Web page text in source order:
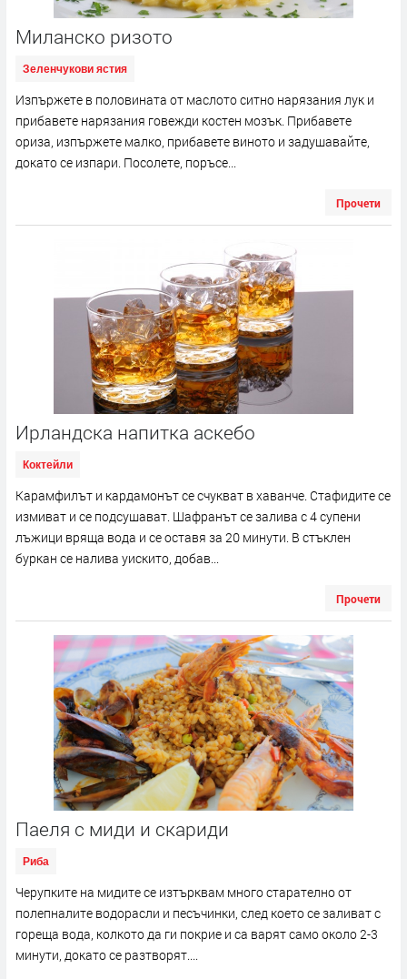
Миланско ризото
Зеленчукови ястия
Изпържете в половината от маслото ситно нарязания лук и
прибавете нарязания говежди костен мозък. Прибавете
ориза, изпържете малко, прибавете виното и задушавайте,
докато се изпари. Посолете, поръсе...
Прочети
Ирландска напитка аскебо
Коктейли
Карамфилът и кардамонът се счукват в хаванче. Стафидите се
измиват и се подсушават. Шафранът се залива с 4 супени
лъжици вряща вода и се оставя за 20 минути. В стъклен
буркан се налива уискито, добав...
Прочети
Паеля с миди и скариди
Риба
Черупките на мидите се изтърквам много старателно от
полепналите водорасли и песъчинки, след което се заливат с
гореща вода, колкото да ги покрие и са варят само около 2-3
минути, докато се разтворят....